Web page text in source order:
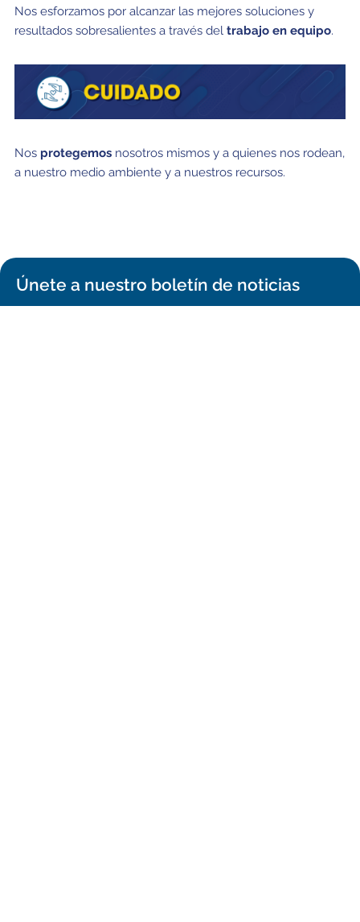
Nos esforzamos por alcanzar las mejores soluciones y
resultados sobresalientes a través del trabajo en equipo.
Nos protegemosnosotros mismos y a quienes nos rodean,
a nuestro medio ambiente y a nuestros recursos.
Únete a nuestro boletín de noticias